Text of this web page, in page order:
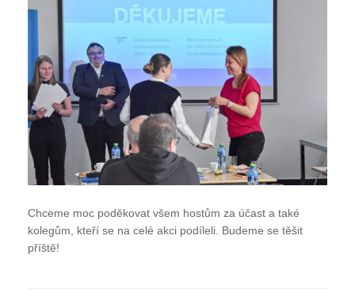
Chceme moc poděkovat všem hostům za účast a také
kolegům, kteří se na celé akci podíleli. Budeme se těšit
příště!